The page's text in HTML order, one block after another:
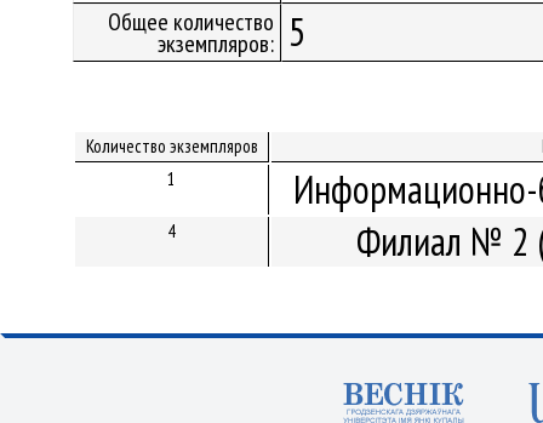
Общее количество
экземпляров: 5
Количество экземпляров
1
Информационно-
4 Филиал № 2